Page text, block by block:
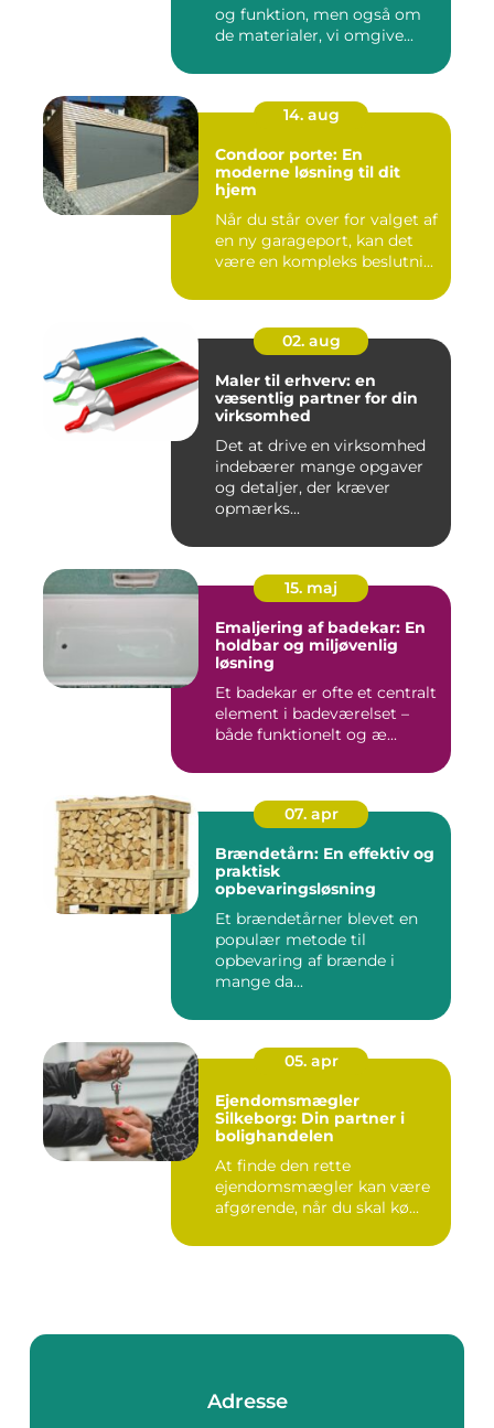
og funktion, men også om
de materialer, vi omgive...
14. aug
Condoor porte: En
moderne løsning til dit
hjem
Når du står over for valget af
en ny garageport, kan det
være en kompleks beslutni...
02. aug
Maler til erhverv: en
væsentlig partner for din
virksomhed
Det at drive en virksomhed
indebærer mange opgaver
og detaljer, der kræver
opmærks...
15. maj
Emaljering af badekar: En
holdbar og miljøvenlig
løsning
Et badekar er ofte et centralt
element i badeværelset –
både funktionelt og æ...
07. apr
Brændetårn: En effektiv og
praktisk
opbevaringsløsning
Et brændetårner blevet en
populær metode til
opbevaring af brænde i
mange da...
05. apr
Ejendomsmægler
Silkeborg: Din partner i
bolighandelen
At finde den rette
ejendomsmægler kan være
afgørende, når du skal kø...
Adresse